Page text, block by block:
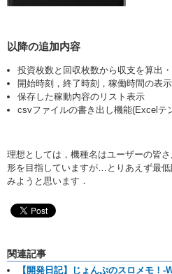
以降の追加内容
投資枚数と回収枚数から収支を算出
開始時刻，終了時刻，稼働時間の表示
保存した稼動内容のリスト表示
csvファイルの書き出し機能(Excelテ
理想としては，機種名はユーザーの皆
形を目指していますが…とりあえず最
みようと思います．
関連記事
【開発日記】じょんぷのスロメモ！